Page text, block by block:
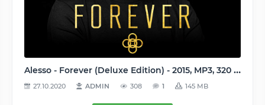
Alesso - Forever (Deluxe Edition) - 2015, MP3, 320 kbps
27.10.2020 ADMIN 308 1 145 MB